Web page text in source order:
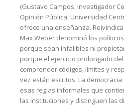
(Gustavo Campos, investigador
Opinión Pública, Universidad
ofrece una enseñanza.
Max Weber denominó los
porque sean infalibles ni
porque el ejercicio prolongado
comprender códigos, límites y
vez están escritos. La
esas reglas informales que
las instituciones y distinguen las